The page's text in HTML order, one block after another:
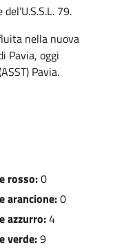
79.
nella nuova
Pavia, oggi
Pavia.
rosso:0
arancione:0
azzurro:4
verde:9